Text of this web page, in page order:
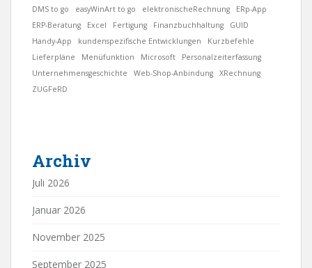
DMS to go
easyWinArt to go elektronischeRechnung
ERp-App
ERP-Beratung
Excel Fertigung Finanzbuchhaltung
GUID
Handy-App
kundenspezifische Entwicklungen
Kurzbefehle
Lieferpläne
Menüfunktion Microsoft
Personalzeiterfassung
Unternehmensgeschichte
Web-Shop-Anbindung
XRechnung
ZUGFeRD
Archiv
Juli 2026
Januar 2026
November 2025
September 2025